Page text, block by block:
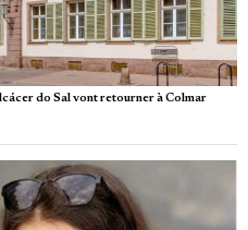
do Sal vont retourner à Colmar